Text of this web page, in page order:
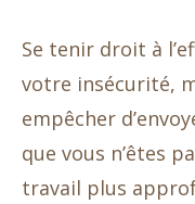
Se tenir droit à
votre insécurité,
empêcher
que vous n’êtes
travail plus